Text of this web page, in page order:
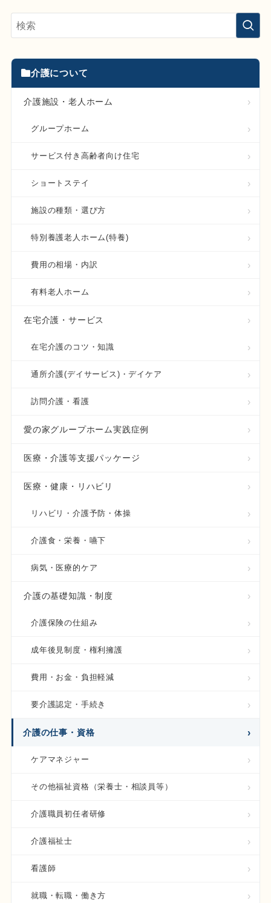
介護について
介護施設・老人ホーム
グループホーム
サービス付き高齢者向け住宅
ショートステイ
施設の種類・選び方
特別養護老人ホーム(特養)
費用の相場・内訳
有料老人ホーム
在宅介護・サービス
在宅介護のコツ・知識
通所介護(デイサービス)・デイケア
訪問介護・看護
愛の家グループホーム実践症例
医療・介護等支援パッケージ
医療・健康・リハビリ
リハビリ・介護予防・体操
介護食・栄養・嚥下
病気・医療的ケア
介護の基礎知識・制度
介護保険の仕組み
成年後見制度・権利擁護
費用・お金・負担軽減
要介護認定・手続き
介護の仕事・資格
ケアマネジャー
その他福祉資格（栄養士・相談員等）
介護職員初任者研修
介護福祉士
看護師
就職・転職・働き方